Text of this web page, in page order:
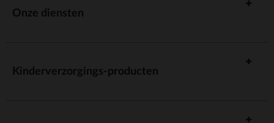
Onze diensten
Kinderverzorgings-producten